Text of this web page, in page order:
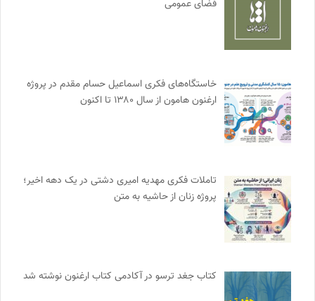
فضای عمومی
خاستگاه‌های فکری اسماعیل حسام مقدم در پروژه
ارغنون هامون از سال ۱۳۸۰ تا اکنون
تاملات فکری مهدیه امیری دشتی در یک دهه اخیر؛
پروژه زنان از حاشیه به متن
کتاب جغد ترسو در آکادمی کتاب ارغنون نوشته شد